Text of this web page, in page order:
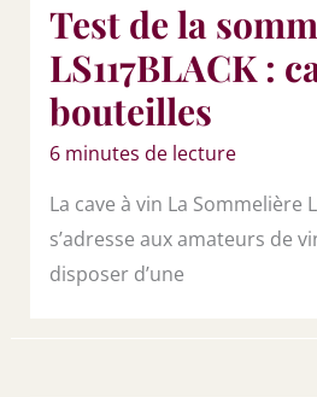
Test de la
LS117BLACK :
bouteilles
6 minutes de lecture
La cave à vin La Sommelière
s’adresse aux amateurs de
disposer d’une